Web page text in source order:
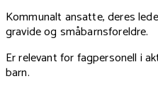
Kommunalt ansatte, deres
gravide og småbarnsforeldre.
Er relevant for fagpersonell i
barn.